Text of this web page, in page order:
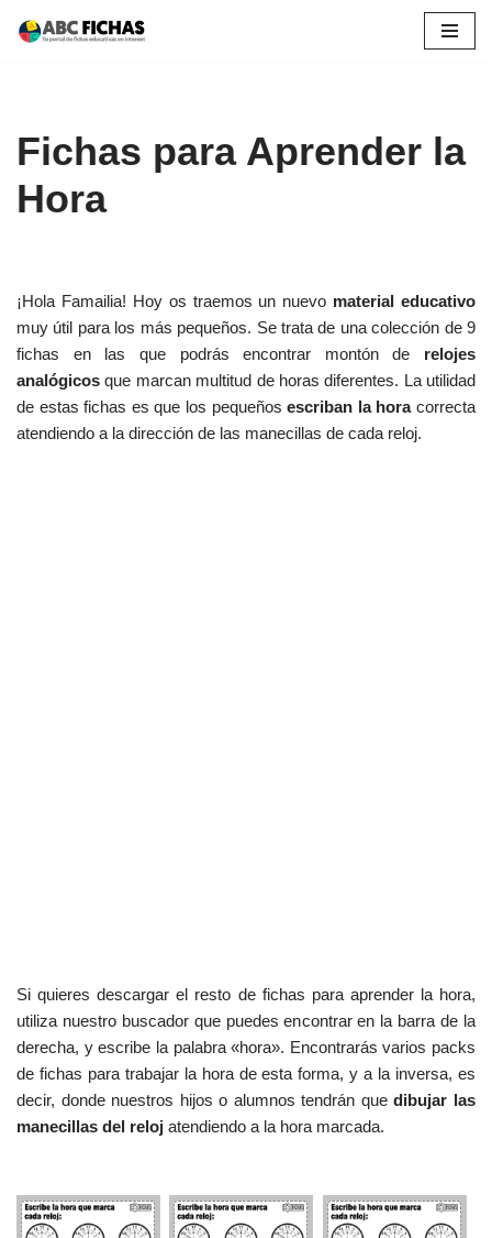
Fichas para Aprender la
Hora
¡Hola Famailia! Hoy os traemos un nuevo material educativo
muy útil para los más pequeños. Se trata de una colección de 9
fichas en las que podrás encontrar montón de relojes
analógicos que marcan multitud de horas diferentes. La utilidad
de estas fichas es que los pequeñosescriban la horacorrecta
atendiendo a la dirección de las manecillas de cada reloj.
Si quieres descargar el resto de fichas para aprender la hora,
utiliza nuestro buscador que puedes encontrar en la barra de la
derecha, y escribe la palabra «hora». Encontrarás varios packs
de fichas para trabajar la hora de esta forma, y a la inversa, es
decir, donde nuestros hijos o alumnos tendrán quedibujar las
manecillas del reloj atendiendo a la hora marcada.